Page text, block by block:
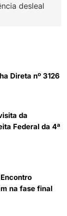
desleal
Direta nº 3126
da
Federal da 4ª
na fase final